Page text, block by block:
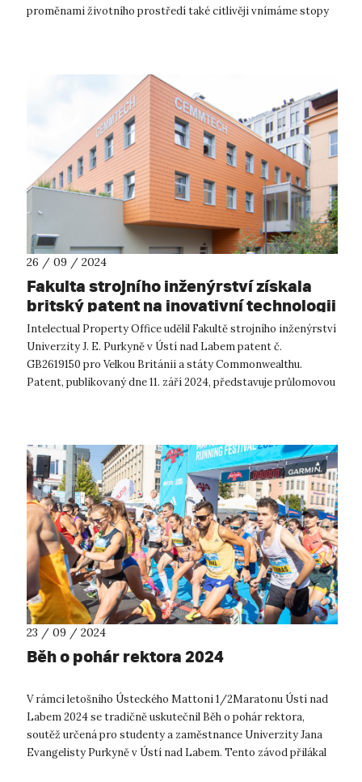
proměnami životního prostředí také citlivěji vnímáme stopy
26 / 09 / 2024
Fakulta strojního inženýrství získala
britský patent na inovativní technologii
Intelectual Property Office udělil Fakultě strojního inženýrství
Univerzity J. E. Purkyně v Ústí nad Labem patent č.
GB2619150 pro Velkou Británii a státy Commonwealthu.
Patent, publikovaný dne 11. září 2024, představuje průlomovou
23 / 09 / 2024
Běh o pohár rektora 2024
V rámci letošního Ústeckého Mattoni 1/2Maratonu Ústí nad
Labem 2024 se tradičně uskutečnil Běh o pohár rektora,
soutěž určená pro studenty a zaměstnance Univerzity Jana
Evangelisty Purkyně v Ústí nad Labem. Tento závod přilákal